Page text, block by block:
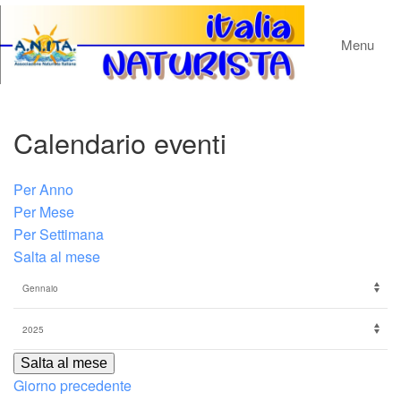
Menu
Calendario eventi
Per Anno
Per Mese
Per Settimana
Salta al mese
Salta al mese
Giorno precedente